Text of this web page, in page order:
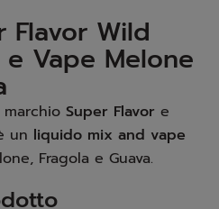
Flavor Wild
Vape Melone
marchio Super Flavor e
un liquido mix and vape
Fragola e Guava.